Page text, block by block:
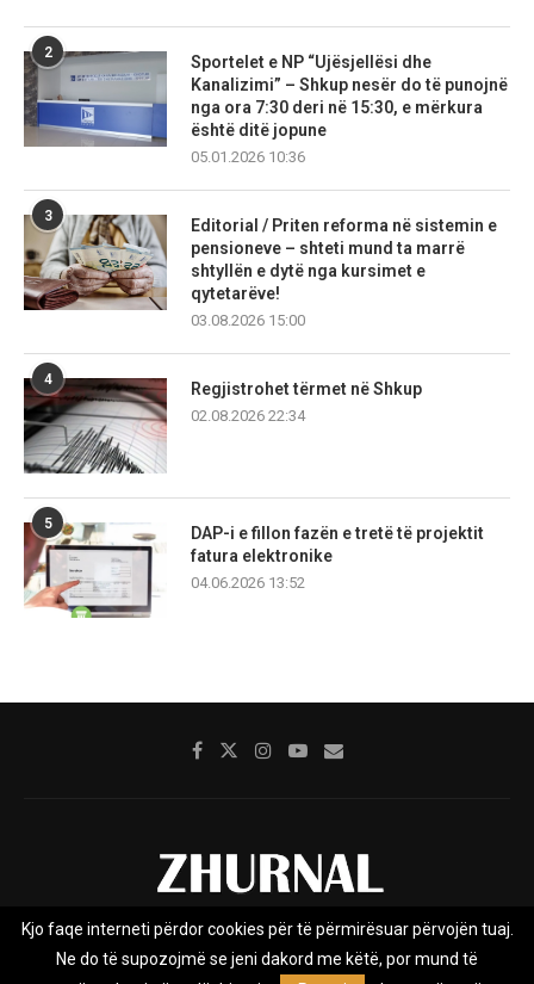
2
Sportelet e NP “Ujësjellësi dhe
Kanalizimi” – Shkup nesër do të punojnë
nga ora 7:30 deri në 15:30, e mërkura
është ditë jopune
05.01.2026 10:36
3
Editorial / Priten reforma në sistemin e
pensioneve – shteti mund ta marrë
shtyllën e dytë nga kursimet e
qytetarëve!
03.08.2026 15:00
4
Regjistrohet tërmet në Shkup
02.08.2026 22:34
5
DAP-i e fillon fazën e tretë të projektit
fatura elektronike
04.06.2026 13:52
Rreth nesh Impresumi Marketing
Privacy Policy
Kjo faqe interneti përdor cookies për të përmirësuar përvojën tuaj.
Ne do të supozojmë se jeni dakord me këtë, por mund të